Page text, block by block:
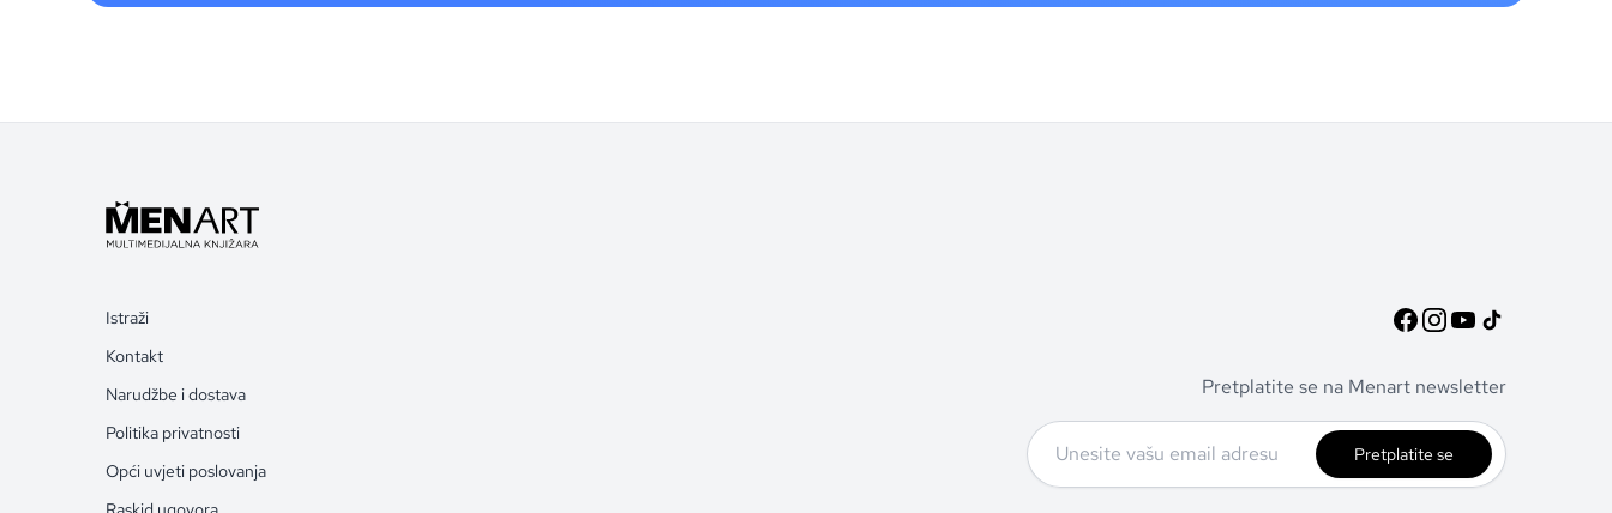
Istraži
Kontakt
Narudžbe i dostava
Politika privatnosti
Opći uvjeti poslovanja
Pretplatite se na Menart newsletter
Pretplatite se